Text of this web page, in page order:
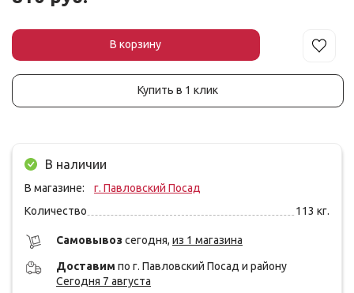
В корзину
Купить в 1 клик
В наличии
В магазине:
г. Павловский Посад
Количество
113 кг.
Cамовывоз сегодня, из 1 магазина
Доставим по г. Павловский Посад и району
Сегодня 7 августа